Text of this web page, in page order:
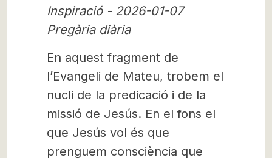
Inspiració - 2026-01-07
Pregària diària
En aquest fragment de
l’Evangeli de Mateu, trobem el
nucli de la predicació i de la
missió de Jesús. En el fons el
que Jesús vol és que
prenguem consciència que